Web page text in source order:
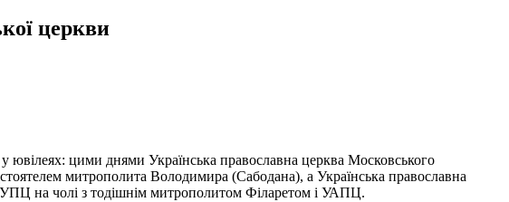
церкви
у ювілеях: цими днями Українська православна церква Московського
митрополита Володимира (Сабодана), а Українська православна
УПЦ на чолі з тодішнім митрополитом Філаретом і УАПЦ.